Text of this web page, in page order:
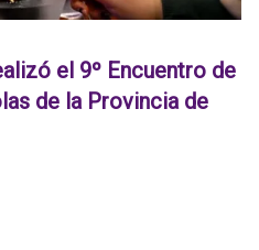
el 9º Encuentro de
de la Provincia de